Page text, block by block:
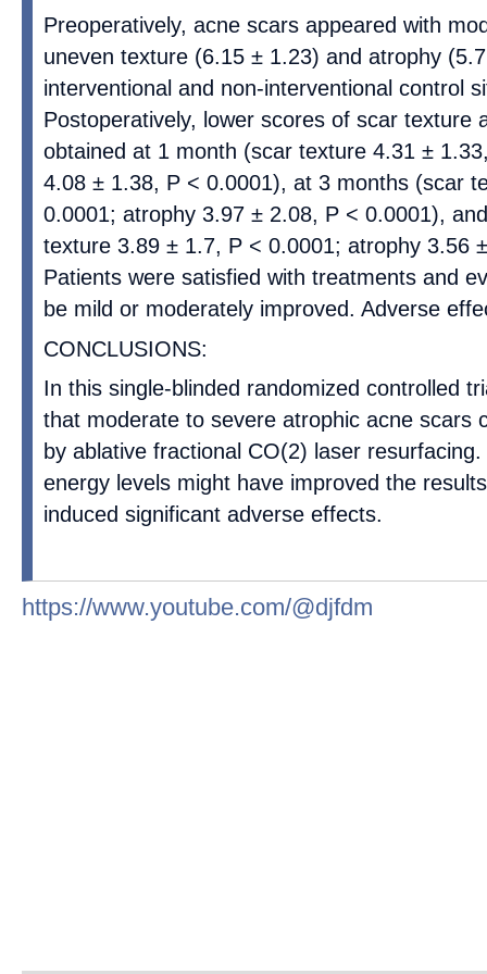
Preoperatively, acne scars appeared with
uneven texture (6.15 ± 1.23) and atrophy
interventional and non-interventional control
Postoperatively, lower scores of scar texture
obtained at 1 month (scar texture 4.31 ±
4.08 ± 1.38, P < 0.0001), at 3 months (scar
0.0001; atrophy 3.97 ± 2.08, P < 0.0001),
texture 3.89 ± 1.7, P < 0.0001; atrophy 3.56
Patients were satisfied with treatments and
be mild or moderately improved. Adverse
CONCLUSIONS:
In this single-blinded randomized controlled
that moderate to severe atrophic acne scars
by ablative fractional CO(2) laser
energy levels might have improved the
induced significant adverse effects.
https://www.youtube.com/@djfdm